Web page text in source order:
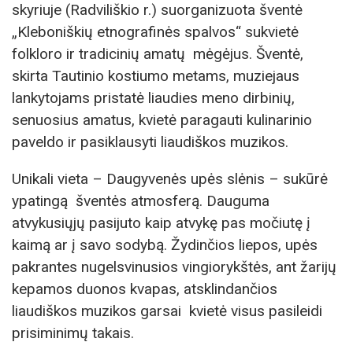
skyriuje (Radviliškio r.) suorganizuota šventė
„Kleboniškių etnografinės spalvos“ sukvietė
folkloro ir tradicinių amatų mėgėjus. Šventė,
skirta Tautinio kostiumo metams, muziejaus
lankytojams pristatė liaudies meno dirbinių,
senuosius amatus, kvietė paragauti kulinarinio
paveldo ir pasiklausyti liaudiškos muzikos.
Unikali vieta – Daugyvenės upės slėnis – sukūrė
ypatingą šventės atmosferą. Dauguma
atvykusiųjų pasijuto kaip atvykę pas močiutę į
kaimą ar į savo sodybą. Žydinčios liepos, upės
pakrantes nugelsvinusios vingiorykštės, ant žarijų
kepamos duonos kvapas, atsklindančios
liaudiškos muzikos garsai kvietė visus pasileidi
prisiminimų takais.